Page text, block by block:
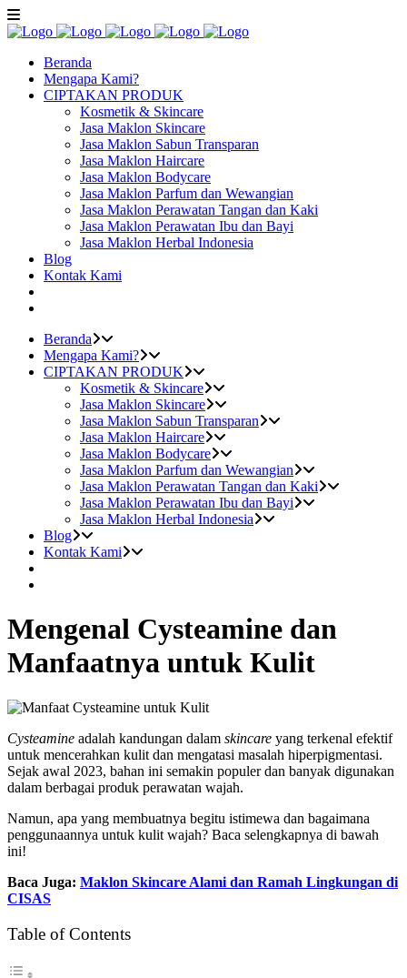
Beranda
Mengapa Kami?
CIPTAKAN PRODUK
Kosmetik & Skincare
Jasa Maklon Skincare
Jasa Maklon Sabun Transparan
Jasa Maklon Haircare
Jasa Maklon Bodycare
Jasa Maklon Parfum dan Wewangian
Jasa Maklon Perawatan Tangan dan Kaki
Jasa Maklon Perawatan Ibu dan Bayi
Jasa Maklon Herbal Indonesia
Blog
Kontak Kami
Beranda
Mengapa Kami?
CIPTAKAN PRODUK
Kosmetik & Skincare
Jasa Maklon Skincare
Jasa Maklon Sabun Transparan
Jasa Maklon Haircare
Jasa Maklon Bodycare
Jasa Maklon Parfum dan Wewangian
Jasa Maklon Perawatan Tangan dan Kaki
Jasa Maklon Perawatan Ibu dan Bayi
Jasa Maklon Herbal Indonesia
Blog
Kontak Kami
Mengenal Cysteamine dan
Manfaatnya untuk Kulit
Cysteamine adalah kandungan dalam skincare yang terkenal efektif
untuk mencerahkan kulit dan mengatasi masalah hiperpigmentasi.
Sejak awal 2023, bahan ini semakin populer dan banyak digunakan
dalam berbagai produk perawatan wajah.
Namun, apa yang membuatnya begitu istimewa dan bagaimana
penggunaannya untuk kulit wajah? Baca selengkapnya di bawah
ini!
Baca Juga: Maklon Skincare Alami dan Ramah Lingkungan di
CISAS
Table of Contents